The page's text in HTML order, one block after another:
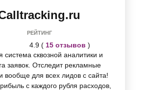
РЕЙТИНГ
4.9 ( 15 отзывов )
система сквозной аналитики и
заявок. Отследит рекламные
вообще для всех лидов с сайта!
с каждого рубля расходов,